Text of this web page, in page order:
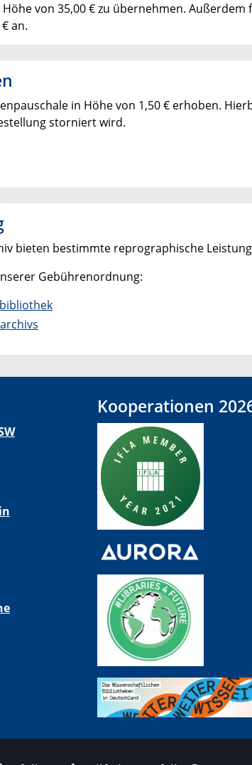
von 35,00 € zu übernehmen.
an.
in Höhe von 1,50 € erhoben.
storniert wird.
bieten bestimmte reprographische
Gebührenordnung:
Kooperationen